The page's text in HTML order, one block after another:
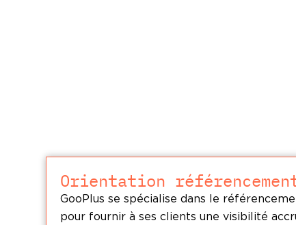
Orientation
GooPlus se spécialise dans le
pour fournir à ses clients une visibilité